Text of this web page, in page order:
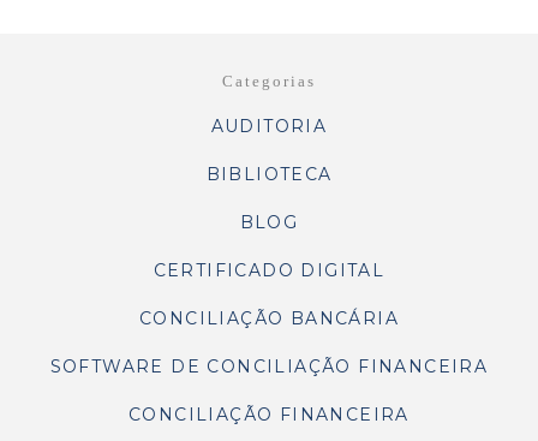
Categorias
AUDITORIA
BIBLIOTECA
BLOG
CERTIFICADO DIGITAL
CONCILIAÇÃO BANCÁRIA
SOFTWARE DE CONCILIAÇÃO FINANCEIRA
CONCILIAÇÃO FINANCEIRA